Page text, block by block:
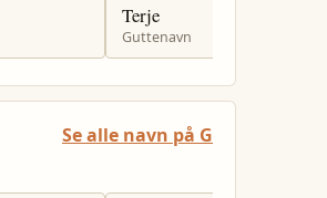
Terje
Guttenavn
Se alle navn på G